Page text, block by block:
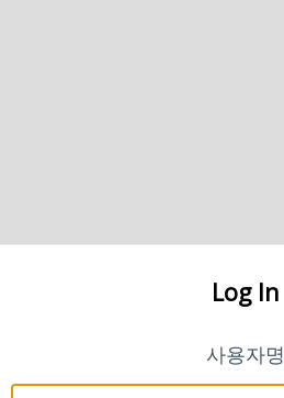
Log In
사용자명